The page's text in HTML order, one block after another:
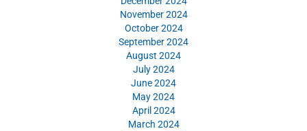
November 2024
October 2024
September 2024
August 2024
July 2024
June 2024
May 2024
April 2024
March 2024